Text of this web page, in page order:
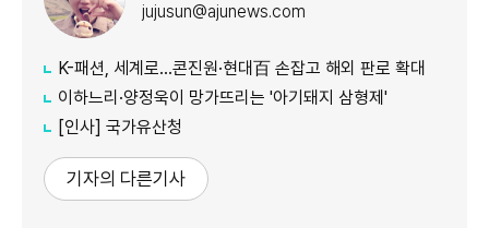
jujusun@ajunews.com
K-패션, 세계로…콘진원·현대百 손잡고 해외 판로 확대
이하느리·양정욱이 망가뜨리는 '아기돼지 삼형제'
[인사] 국가유산청
기자의 다른기사